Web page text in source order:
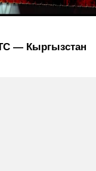
— Кыргызстан